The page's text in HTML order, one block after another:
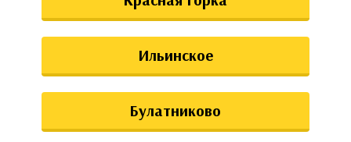
Ильинское
Булатниково